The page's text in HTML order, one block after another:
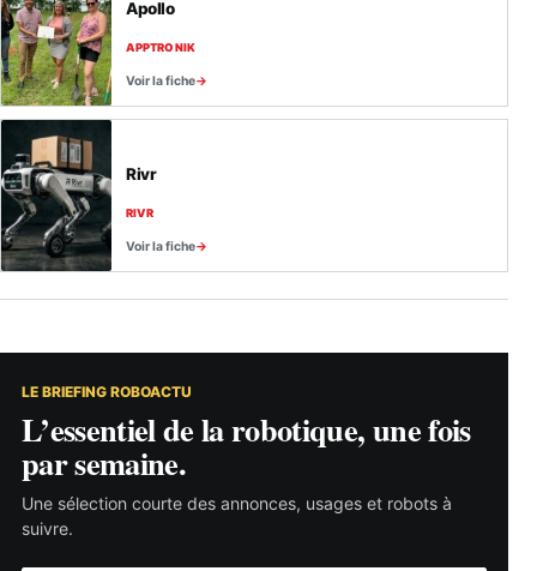
Apollo
APPTRONIK
Voir la fiche
Rivr
RIVR
Voir la fiche
LE BRIEFING ROBOACTU
L’essentiel de la robotique, une fois
par semaine.
Une sélection courte des annonces, usages et robots à
suivre.